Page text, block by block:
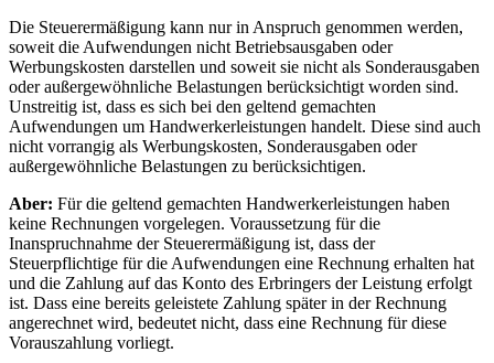
Die Steuerermäßigung kann nur in Anspruch genommen werden,
soweit die Aufwendungen nicht Betriebsausgaben oder
Werbungskosten darstellen und soweit sie nicht als Sonderausgaben
oder außergewöhnliche Belastungen berücksichtigt worden sind.
Unstreitig ist, dass es sich bei den geltend gemachten
Aufwendungen um Handwerkerleistungen handelt. Diese sind auch
nicht vorrangig als Werbungskosten, Sonderausgaben oder
außergewöhnliche Belastungen zu berücksichtigen.
Aber: Für die geltend gemachten Handwerkerleistungen haben
keine Rechnungen vorgelegen. Voraussetzung für die
Inanspruchnahme der Steuerermäßigung ist, dass der
Steuerpflichtige für die Aufwendungen eine Rechnung erhalten hat
und die Zahlung auf das Konto des Erbringers der Leistung erfolgt
ist. Dass eine bereits geleistete Zahlung später in der Rechnung
angerechnet wird, bedeutet nicht, dass eine Rechnung für diese
Vorauszahlung vorliegt.